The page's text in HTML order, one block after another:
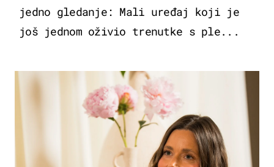
jedno gledanje: Mali uređaj koji je
još jednom oživio trenutke s ple...
MODA & LJEPOTA